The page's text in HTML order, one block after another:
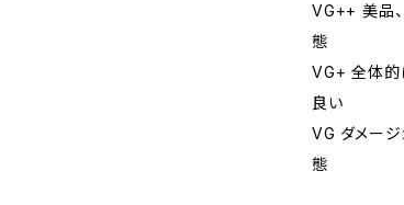
VG++ 美品
態
VG+ 全体的
良い
VG ダメー
態